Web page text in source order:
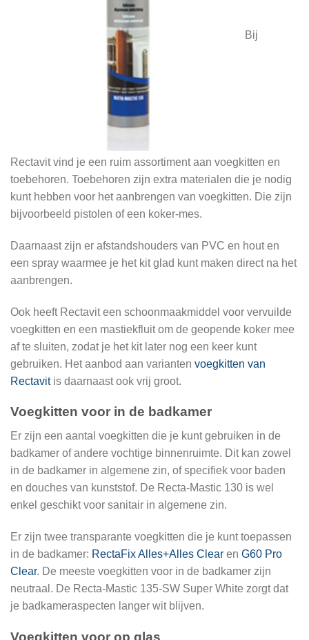
Bij
Rectavit vind je een ruim assortiment aan voegkitten en
toebehoren. Toebehoren zijn extra materialen die je nodig
kunt hebben voor het aanbrengen van voegkitten. Die zijn
bijvoorbeeld pistolen of een koker-mes.
Daarnaast zijn er afstandshouders van PVC en hout en
een spray waarmee je het kit glad kunt maken direct na het
aanbrengen.
Ook heeft Rectavit een schoonmaakmiddel voor vervuilde
voegkitten en een mastiekfluit om de geopende koker mee
af te sluiten, zodat je het kit later nog een keer kunt
gebruiken. Het aanbod aan varianten voegkitten van
Rectavitis daarnaast ook vrij groot.
Voegkitten voor in de badkamer
Er zijn een aantal voegkitten die je kunt gebruiken in de
badkamer of andere vochtige binnenruimte. Dit kan zowel
in de badkamer in algemene zin, of specifiek voor baden
en douches van kunststof. De Recta-Mastic 130 is wel
enkel geschikt voor sanitair in algemene zin.
Er zijn twee transparante voegkitten die je kunt toepassen
in de badkamer: RectaFix Alles+Alles Clear en G60 Pro
Clear. De meeste voegkitten voor in de badkamer zijn
neutraal. De Recta-Mastic 135-SW Super White zorgt dat
je badkameraspecten langer wit blijven.
Voegkitten voor op glas